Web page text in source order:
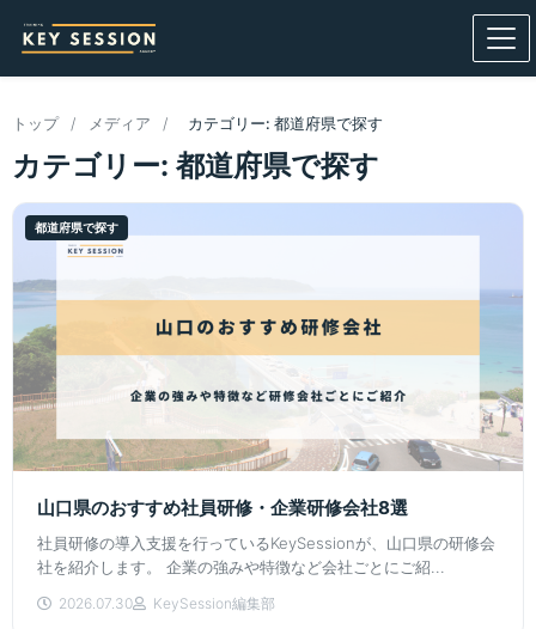
トップ / メディア / カテゴリー: 都道府県で探す
カテゴリー: 都道府県で探す
都道府県で探す
山口県のおすすめ社員研修・企業研修会社8選
社員研修の導入支援を行っているKeySessionが、山口県の研修会
社を紹介します。 企業の強みや特徴など会社ごとにご紹...
2026.07.30 KeySession編集部